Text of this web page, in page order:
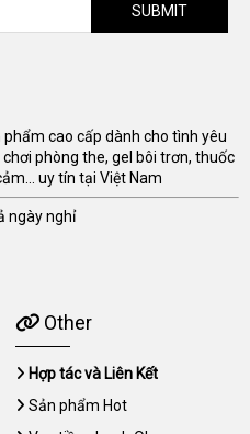
SUBMIT
cao cấp dành cho tình yêu
phòng the, gel bôi trơn, thuốc
uy tín tại Việt Nam
ngày nghỉ
Other
Hợp tác và Liên Kết
Sản phẩm Hot